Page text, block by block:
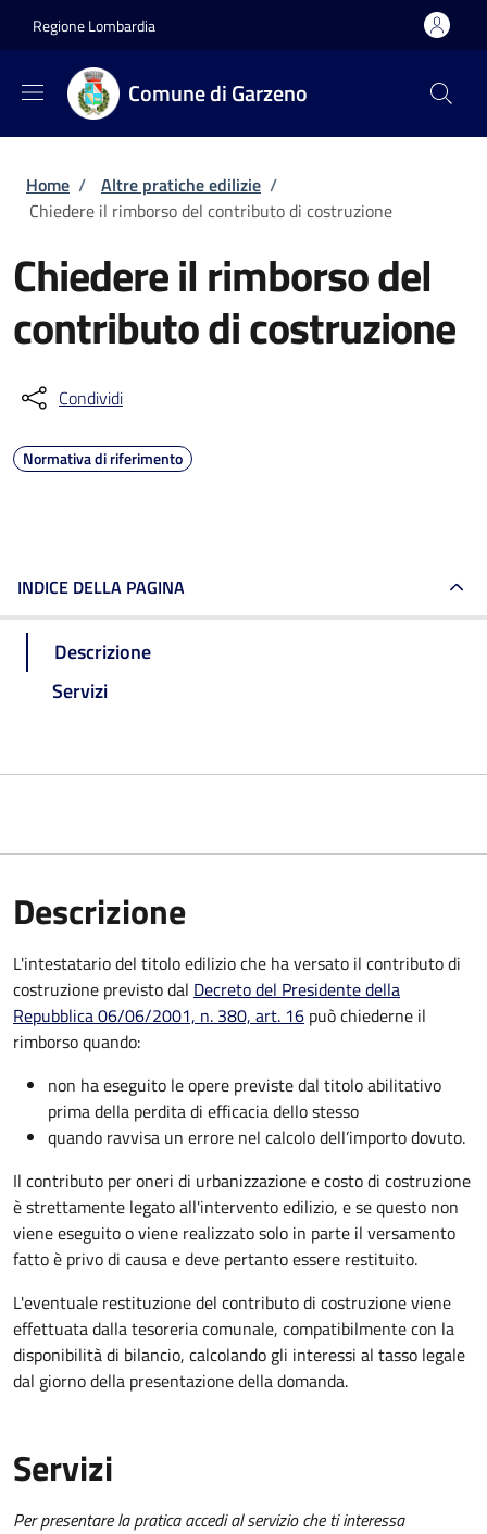
Regione Lombardia
Comune di Garzeno
Briciole di pane
Home / Altre pratiche edilizie /
Chiedere il rimborso del contributo di costruzione
Chiedere il rimborso del
contributo di costruzione
Condividi
Normativa di riferimento
INDICE DELLA PAGINA
Descrizione
Servizi
Descrizione
L'intestatario del titolo edilizio che ha versato il contributo di
costruzione previsto dal Decreto del Presidente della
Repubblica 06/06/2001, n. 380, art. 16 può chiederne il
rimborso quando:
non ha eseguito le opere previste dal titolo abilitativo
prima della perdita di efficacia dello stesso
quando ravvisa un errore nel calcolo dell’importo dovuto.
Il contributo per oneri di urbanizzazione e costo di costruzione
è strettamente legato all'intervento edilizio, e se questo non
viene eseguito o viene realizzato solo in parte il versamento
fatto è privo di causa e deve pertanto essere restituito.
L'eventuale restituzione del contributo di costruzione viene
effettuata dalla tesoreria comunale, compatibilmente con la
disponibilità di bilancio, calcolando gli interessi al tasso legale
dal giorno della presentazione della domanda.
Servizi
Per presentare la pratica accedi al servizio che ti interessa